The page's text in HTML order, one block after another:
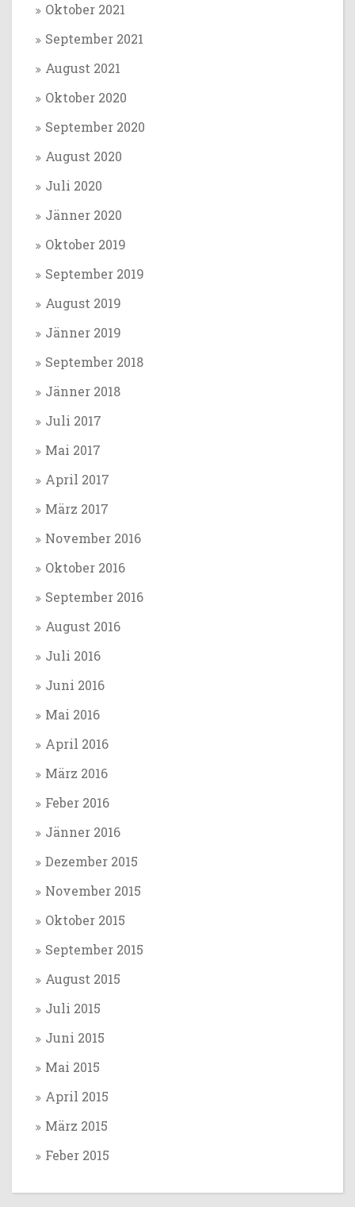
Oktober 2021
September 2021
August 2021
Oktober 2020
September 2020
August 2020
Juli 2020
Jänner 2020
Oktober 2019
September 2019
August 2019
Jänner 2019
September 2018
Jänner 2018
Juli 2017
Mai 2017
April 2017
März 2017
November 2016
Oktober 2016
September 2016
August 2016
Juli 2016
Juni 2016
Mai 2016
April 2016
März 2016
Feber 2016
Jänner 2016
Dezember 2015
November 2015
Oktober 2015
September 2015
August 2015
Juli 2015
Juni 2015
Mai 2015
April 2015
März 2015
Feber 2015